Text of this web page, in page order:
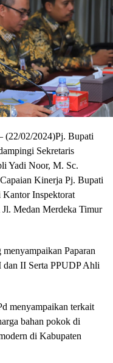
(22/02/2024)Pj. Bupati
Sekretaris
Yadi Noor, M. Sc.
Kinerja Pj. Bupati
Inspektorat
Medan Merdeka Timur
Paparan
dan II Serta PPUDP Ahli
menyampaikan terkait
bahan pokok di
di Kabupaten